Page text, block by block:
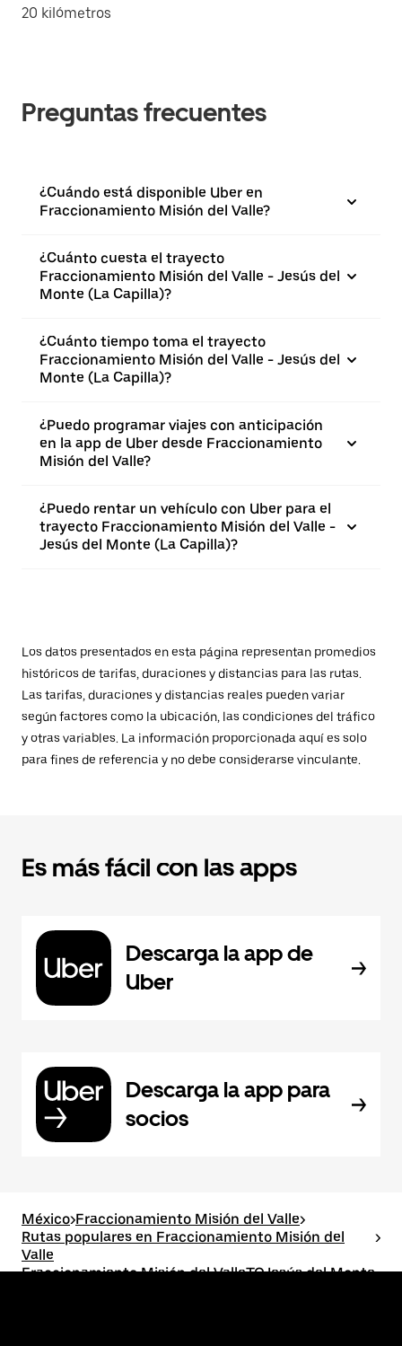
20 kilómetros
Preguntas frecuentes
¿Cuándo está disponible Uber en
Fraccionamiento Misión del Valle?
¿Cuánto cuesta el trayecto
Fraccionamiento Misión del Valle - Jesús del
Monte (La Capilla)?
¿Cuánto tiempo toma el trayecto
Fraccionamiento Misión del Valle - Jesús del
Monte (La Capilla)?
¿Puedo programar viajes con anticipación
en la app de Uber desde Fraccionamiento
Misión del Valle?
¿Puedo rentar un vehículo con Uber para el
trayecto Fraccionamiento Misión del Valle -
Jesús del Monte (La Capilla)?
Los datos presentados en esta página representan promedios
históricos de tarifas, duraciones y distancias para las rutas.
Las tarifas, duraciones y distancias reales pueden variar
según factores como la ubicación, las condiciones del tráfico
y otras variables. La información proporcionada aquí es solo
para fines de referencia y no debe considerarse vinculante.
Es más fácil con las apps
Descarga la app de
Uber
Descarga la app para
socios
México>Fraccionamiento Misión del Valle>
Rutas populares en Fraccionamiento Misión del
Valle
>
Fraccionamiento Misión del ValleTOJesús del Monte